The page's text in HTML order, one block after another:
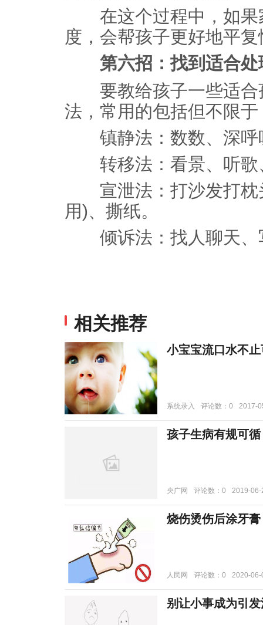
在这个过程中，如果
度，会帮孩子更好地平
第六招：找到适合处
要教给孩子一些适合
法，常用的包括但不限于
镇静法：数数、深呼
转移法：看景、听歌
宣泄法：打沙发打枕
用)、撕纸。
倾诉法：找人聊天、
相关推荐
小宝宝流口水不
系统录入 评论数：0 2017-
孩子生病有规可
央广网 评论数：0 2019-06-
烧伤烫伤后涂牙
人民网 评论数：0 2020-06-
别让小事成为引